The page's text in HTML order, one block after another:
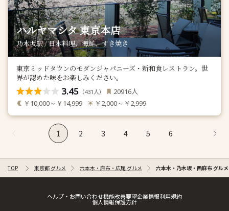
ハルヤマシタ 東京本店
乃木坂駅 / 日本料理、海鮮、すき焼き
東京ミッドタウンのモダンジャパニーズ・新和食レストラン。世
界が認めた味をお楽しみください。
3.45 （431 人） 20916人
￥10,000～￥14,999 ￥2,000～￥2,999
1 2 3 4 5 6
TOP 東京都 グルメ 六本木・麻布・広尾 グルメ 六本木・乃木坂・西麻布 グルメ
ヘルプ・お問い合わせ機能改善要望企業情報利用規約
個人情報保護方針